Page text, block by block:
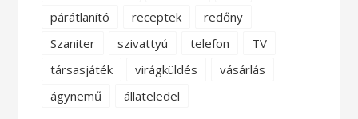
párátlanító
receptek
redőny
Szaniter
szivattyú telefon
TV
társasjáték
virágküldés
vásárlás
ágynemű
állateledel